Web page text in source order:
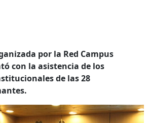
por la Red Campus
con la asistencia de los
de las 28